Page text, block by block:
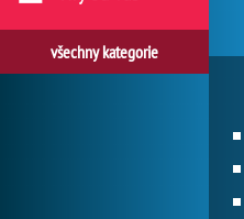
všechny kategorie